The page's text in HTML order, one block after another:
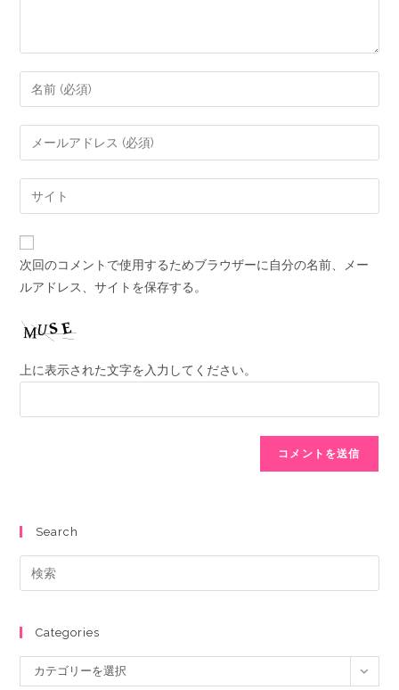
次回のコメントで使用するためブラウザーに自分の名前、メー
ルアドレス、サイトを保存する。
上に表示された文字を入力してください。
Search
Categories
カテゴリーを選択